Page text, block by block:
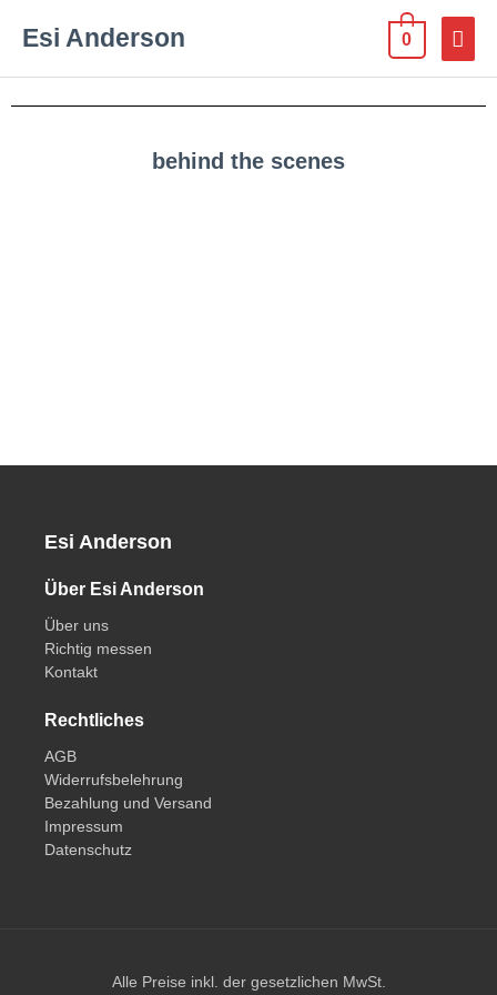
Esi Anderson 0
behind the scenes
Esi Anderson
Über Esi Anderson
Über uns
Richtig messen
Kontakt
Rechtliches
AGB
Widerrufsbelehrung
Bezahlung und Versand
Impressum
Datenschutz
Alle Preise inkl. der gesetzlichen MwSt.